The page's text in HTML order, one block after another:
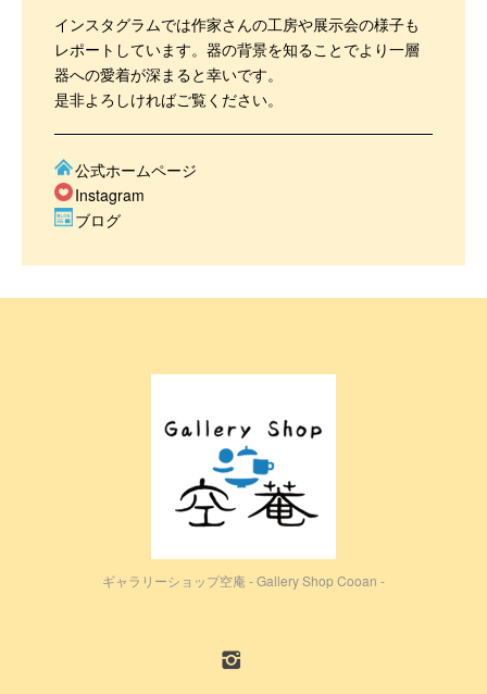
インスタグラムでは作家さんの工房や展示会の様子も
レポートしています。器の背景を知ることでより一層
器への愛着が深まると幸いです。
是非よろしければご覧ください。
公式ホームページ
Instagram
ブログ
ギャラリーショップ空庵 - Gallery Shop Cooan -